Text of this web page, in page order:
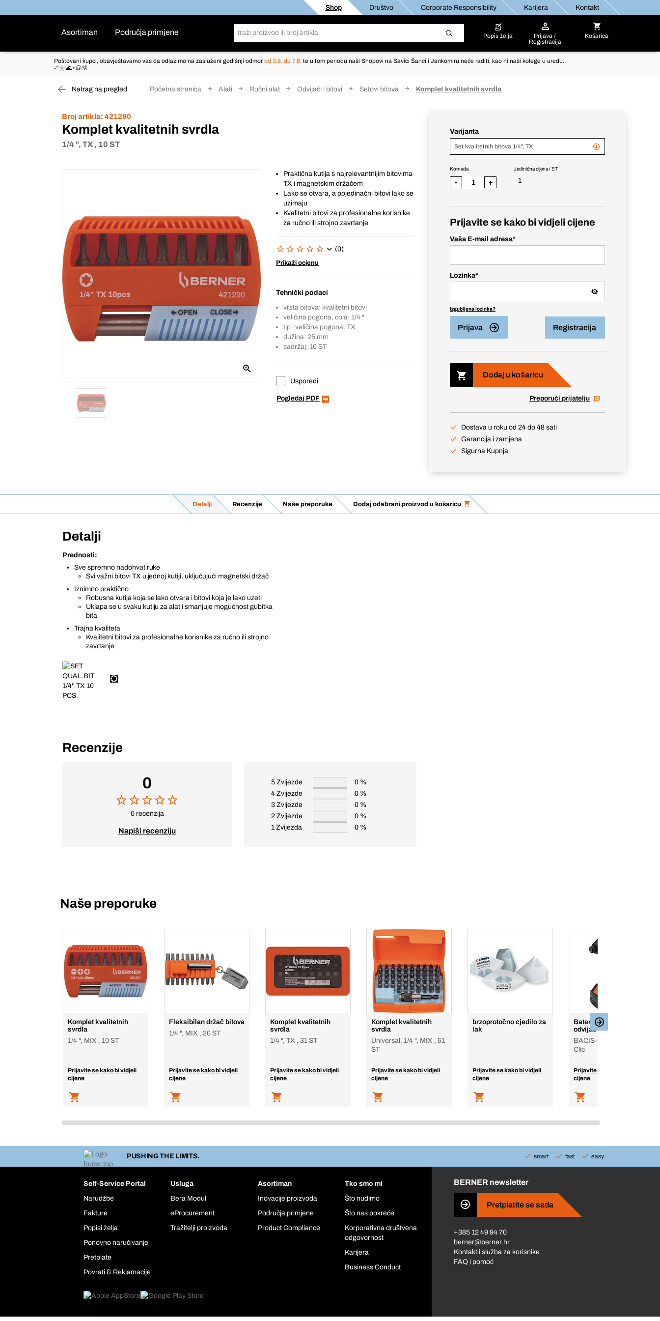
Shop Društvo Corporate Responsibility Karijera Kontakt
Asortiman Područja primjene Popis želja
Prijava /
Registracija
Košarica
Poštovani kupci, obavještavamo vas da odlazimo na zasluženi godišnji odmor od 3.8. do 7.8. te u tom periodu naši Shopovi na Savici Šanci i Jankomiru neće raditi, kao ni naši kolege u uredu.
˖°𓇼🌊⋆🐚🫧
Natrag na pregled Početna stranica Alati Ručni alat Odvijači i bitovi Setovi bitova Komplet kvalitetnih svrdla
Broj artikla: 421290
Komplet kvalitetnih svrdla
1/4 ", TX , 10 ST
Praktična kutija s najrelevantnijim bitovima
TX i magnetskim držačem
Lako se otvara, a pojedinačni bitovi lako se
uzimaju
Kvalitetni bitovi za profesionalne korisnike
za ručno ili strojno zavrtanje
(0)
Prikaži ocjenu
Tehnički podaci
vrsta bitova: kvalitetni bitovi
veličina pogona, cola: 1/4 "
tip i veličina pogona: TX
dužina: 25 mm
sadržaj: 10 ST
Usporedi
Pogledaj PDF
Varijanta
Set kvalitetnih bitova 1/4", TX
Jedinična cijena / ST
1
Komada
- +
Prijavite se kako bi vidjeli cijene
Vaša E-mail adresa*
Lozinka*
Izgubljena lozinka?
Prijava Registracija
Dodaj u košaricu
Preporuči prijatelju
Dostava u roku od 24 do 48 sati
Garancija i zamjena
Sigurna Kupnja
Detalji Recenzije Naše preporuke Dodaj odabrani proizvod u košaricu
Detalji
Prednosti:
Sve spremno nadohvat ruke
Svi važni bitovi TX u jednoj kutiji, uključujući magnetski držač
Iznimno praktično
Robusna kutija koja se lako otvara i bitovi koja je lako uzeti
Uklapa se u svaku kutiju za alat i smanjuje mogućnost gubitka
bita
Trajna kvaliteta
Kvalitetni bitovi za profesionalne korisnike za ručno ili strojno
zavrtanje
Recenzije
0
0 recenzija
Napiši recenziju
5 Zvijezde
0 %
4 Zvijezde
0 %
3 Zvijezde
0 %
2 Zvijezde
0 %
1 Zvijezda
0 %
Naše preporuke
Komplet kvalitetnih
svrdla
1/4 ", MIX , 10 ST
Prijavite se kako bi vidjeli
cijene
Fleksibilan držač bitova
1/4 ", MIX , 20 ST
Prijavite se kako bi vidjeli
cijene
Komplet kvalitetnih
svrdla
1/4 ", TX , 31 ST
Prijavite se kako bi vidjeli
cijene
Komplet kvalitetnih
svrdla
Universal, 1/4 ", MIX , 51
ST
Prijavite se kako bi vidjeli
cijene
brzoprotočno cjedilo za
lak
Prijavite se kako bi vidjeli
cijene
Baterijski udarni
odvijač 18 V
BACIS-1, 5.0 Ah, Bera-
Clic
Prijavite se kako bi vidjeli
cijene
PUSHING THE LIMITS. smart fast easy
Self-Service Portal
Narudžbe
Fakture
Popisi želja
Ponovno naručivanje
Pretplate
Povrati & Reklamacije
Usluga
Bera Modul
eProcurement
Tražitelji proizvoda
Asortiman
Inovacije proizvoda
Područja primjene
Product Compliance
Tko smo mi
Što nudimo
Što nas pokreće
Korporativna društvena
odgovornost
Karijera
Business Conduct
BERNER newsletter
Pretplatite se sada
+385 12 49 94 70
berner@berner.hr
Kontakt i služba za korisnike
FAQ i pomoć